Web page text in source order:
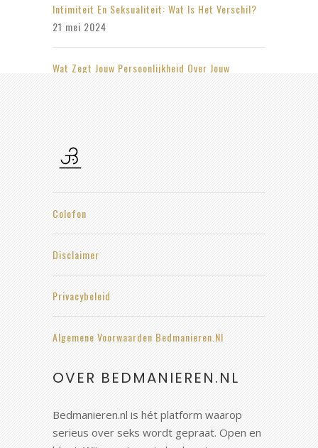
Intimiteit En Seksualiteit: Wat Is Het Verschil?
21 mei 2024
Wat Zegt Jouw Persoonlijkheid Over Jouw
Colofon
Disclaimer
Privacybeleid
Algemene Voorwaarden Bedmanieren.nl
OVER BEDMANIEREN.NL
Bedmanieren.nl is hét platform waarop
serieus over seks wordt gepraat. Open en